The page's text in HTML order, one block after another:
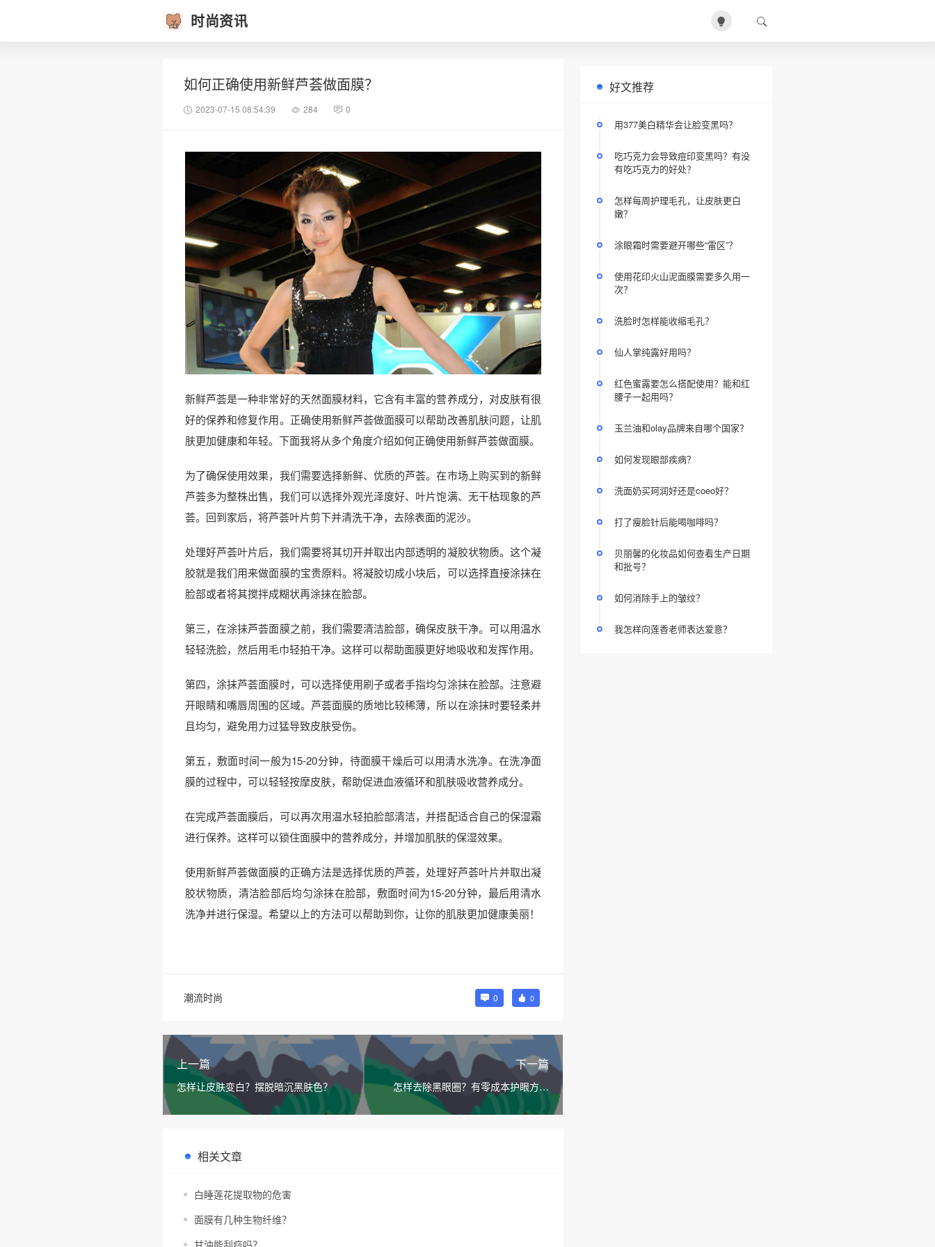
时尚资讯
如何正确使用新鲜芦荟做面膜？
2023-07-15 08:54:39 284 0
新鲜芦荟是一种非常好的天然面膜材料，它含有丰富的营养成分，对皮肤有很
好的保养和修复作用。正确使用新鲜芦荟做面膜可以帮助改善肌肤问题，让肌
肤更加健康和年轻。下面我将从多个角度介绍如何正确使用新鲜芦荟做面膜。
为了确保使用效果，我们需要选择新鲜、优质的芦荟。在市场上购买到的新鲜
芦荟多为整株出售，我们可以选择外观光泽度好、叶片饱满、无干枯现象的芦
荟。回到家后，将芦荟叶片剪下并清洗干净，去除表面的泥沙。
处理好芦荟叶片后，我们需要将其切开并取出内部透明的凝胶状物质。这个凝
胶就是我们用来做面膜的宝贵原料。将凝胶切成小块后，可以选择直接涂抹在
脸部或者将其搅拌成糊状再涂抹在脸部。
第三，在涂抹芦荟面膜之前，我们需要清洁脸部，确保皮肤干净。可以用温水
轻轻洗脸，然后用毛巾轻拍干净。这样可以帮助面膜更好地吸收和发挥作用。
第四，涂抹芦荟面膜时，可以选择使用刷子或者手指均匀涂抹在脸部。注意避
开眼睛和嘴唇周围的区域。芦荟面膜的质地比较稀薄，所以在涂抹时要轻柔并
且均匀，避免用力过猛导致皮肤受伤。
第五，敷面时间一般为15-20分钟，待面膜干燥后可以用清水洗净。在洗净面
膜的过程中，可以轻轻按摩皮肤，帮助促进血液循环和肌肤吸收营养成分。
在完成芦荟面膜后，可以再次用温水轻拍脸部清洁，并搭配适合自己的保湿霜
进行保养。这样可以锁住面膜中的营养成分，并增加肌肤的保湿效果。
使用新鲜芦荟做面膜的正确方法是选择优质的芦荟，处理好芦荟叶片并取出凝
胶状物质，清洁脸部后均匀涂抹在脸部，敷面时间为15-20分钟，最后用清水
洗净并进行保湿。希望以上的方法可以帮助到你，让你的肌肤更加健康美丽！
潮流时尚 0 0
上一篇
怎样让皮肤变白？摆脱暗沉黑肤色？
下一篇
怎样去除黑眼圈？有零成本护眼方法
吗？
相关文章
白睡莲花提取物的危害
面膜有几种生物纤维？
甘油能刮痧吗？
好文推荐
用377美白精华会让脸变黑吗？
吃巧克力会导致痘印变黑吗？有没
有吃巧克力的好处？
怎样每周护理毛孔，让皮肤更白
嫩？
涂眼霜时需要避开哪些“雷区”？
使用花印火山泥面膜需要多久用一
次？
洗脸时怎样能收缩毛孔？
仙人掌纯露好用吗？
红色蜜露要怎么搭配使用？能和红
腰子一起用吗？
玉兰油和olay品牌来自哪个国家？
如何发现眼部疾病？
洗面奶买珂润好还是coeo好？
打了瘦脸针后能喝咖啡吗？
贝丽馨的化妆品如何查看生产日期
和批号？
如何消除手上的皱纹？
我怎样向莲香老师表达爱意？